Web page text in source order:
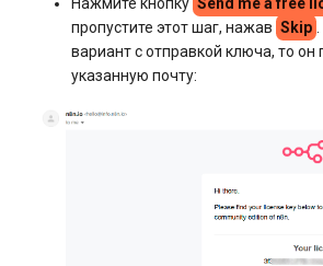
Нажмите кнопку Send me a free
пропустите этот шаг, нажав Skip
вариант с отправкой ключа, то он
указанную почту: